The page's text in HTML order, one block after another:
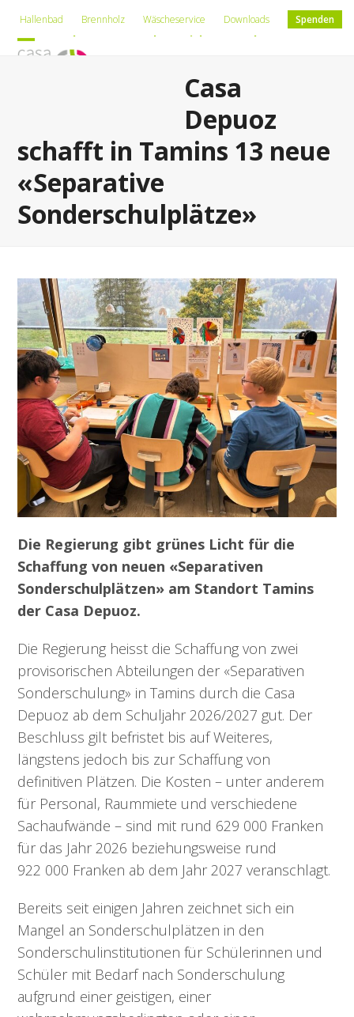
content
Hallenbad Brennholz Wäscheservice Downloads Spenden
Deutsch Romontsch Leichte Sprache
Open
Close
Casa
Depuoz
schafft in Tamins 13 neue
«Separative
Sonderschulplätze»
Die Regierung gibt grünes Licht für die
Schaffung von neuen «Separativen
Sonderschulplätzen» am Standort Tamins
der Casa Depuoz.
Die Regierung heisst die Schaffung von zwei
provisorischen Abteilungen der «Separativen
Sonderschulung» in Tamins durch die Casa
Depuoz ab dem Schuljahr 2026/2027 gut. Der
Beschluss gilt befristet bis auf Weiteres,
längstens jedoch bis zur Schaffung von
definitiven Plätzen. Die Kosten – unter anderem
für Personal, Raummiete und verschiedene
Sachaufwände – sind mit rund 629 000 Franken
für das Jahr 2026 beziehungsweise rund
922 000 Franken ab dem Jahr 2027 veranschlagt.
Bereits seit einigen Jahren zeichnet sich ein
Mangel an Sonderschulplätzen in den
Sonderschulinstitutionen für Schülerinnen und
Schüler mit Bedarf nach Sonderschulung
aufgrund einer geistigen, einer